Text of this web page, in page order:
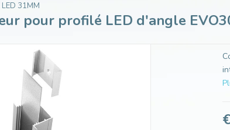
LED 31MM
pour profilé LED d'angle